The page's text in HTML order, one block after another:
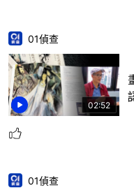
02:52
01偵查
01偵查